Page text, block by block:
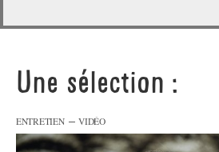
Une sélection :
ENTRETIEN –VIDÉO